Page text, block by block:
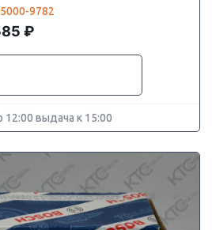
9782
₽
12:00 выдача к 15:00